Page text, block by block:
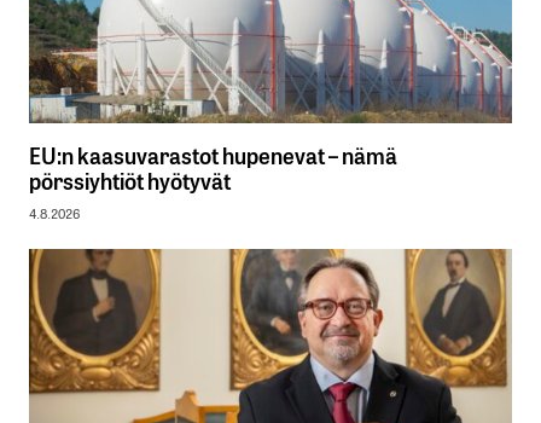
EU:n kaasuvarastot hupenevat – nämä
pörssiyhtiöt hyötyvät
4.8.2026